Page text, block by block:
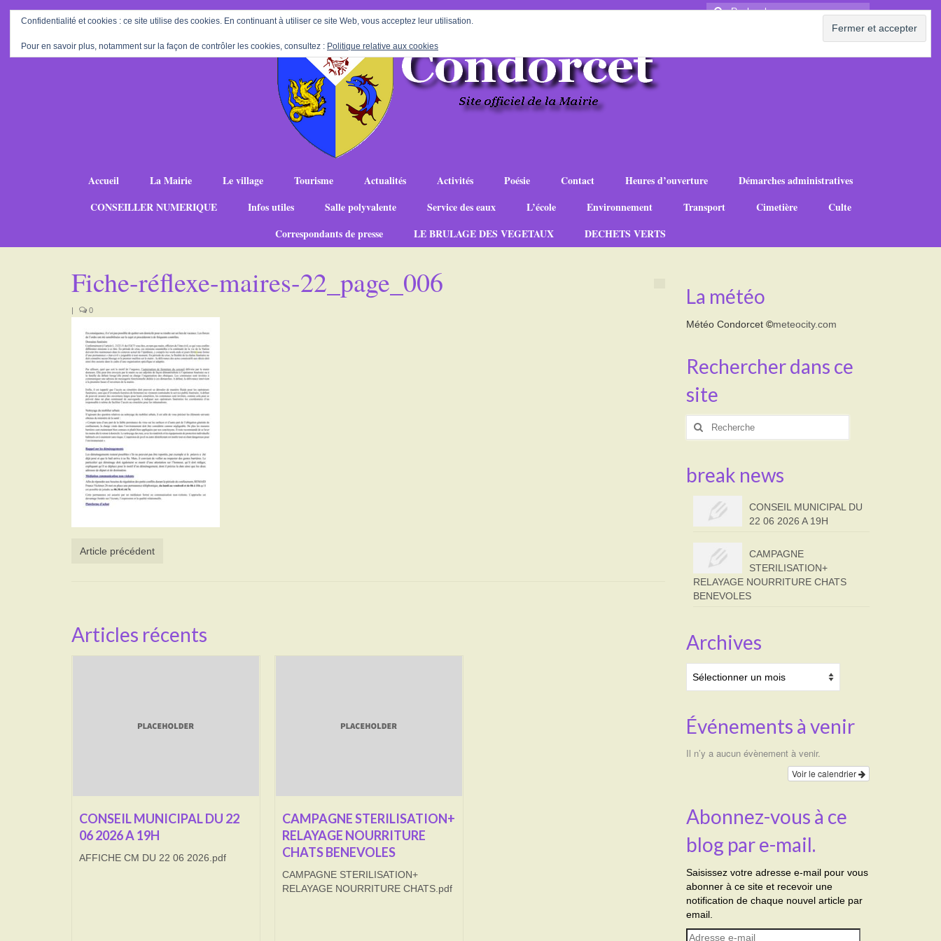
Rechercher
Accueil La Mairie Le village Tourisme Actualités Activités Poésie Contact Heures d’ouverture
Démarches administratives
CONSEILLER NUMERIQUE
Infos utiles Salle polyvalente Service des eaux L’école Environnement Transport Cimetière
Culte
Correspondants de presse
LE BRULAGE DES VEGETAUX DECHETS VERTS
Fiche-réflexe-maires-22_page_006
| 0
Article précédent
Articles récents
CONSEIL MUNICIPAL DU 22
06 2026 A 19H
AFFICHE CM DU 22 06 2026.pdf
CAMPAGNE STERILISATION+
RELAYAGE NOURRITURE
CHATS BENEVOLES
CAMPAGNE STERILISATION+
RELAYAGE NOURRITURE CHATS.pdf
La météo
Météo Condorcet©meteocity.com
Rechercher dans ce
site
Rechercher
break news
CONSEIL MUNICIPAL DU
22 06 2026 A 19H
CAMPAGNE
STERILISATION+
RELAYAGE NOURRITURE CHATS
BENEVOLES
Archives
Événements à venir
Il n’y a aucun évènement à venir.
Voir le calendrier
Abonnez-vous à ce
blog par e-mail.
Saisissez votre adresse e-mail pour vous
abonner à ce site et recevoir une
notification de chaque nouvel article par
email.
Adresse
Confidentialité et cookies : ce site utilise des cookies. En continuant à utiliser ce site Web, vous acceptez leur utilisation.
Pour en savoir plus, notamment sur la façon de contrôler les cookies, consultez : Politique relative aux cookies